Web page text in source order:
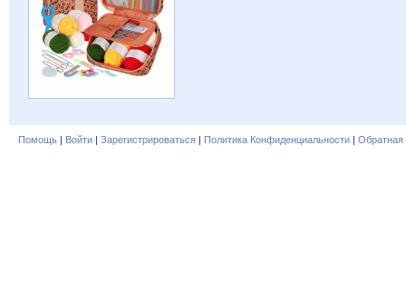
Помощь | Войти | Зарегистрироваться | Политика Конфиденциальности | Обратная